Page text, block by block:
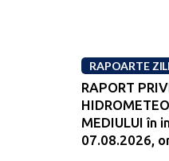
RAPOARTE
RAPORT
MEDIULUI în
07.08.2026,